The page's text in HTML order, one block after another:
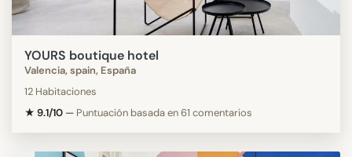
YOURS boutique hotel
Valencia, spain, España
12 Habitaciones
★ 9.1/10 — Puntuación basada en 61 comentarios